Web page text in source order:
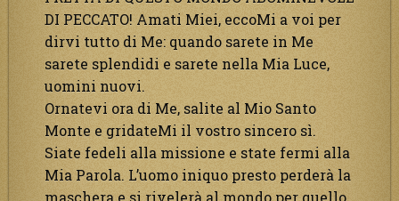
DI PECCATO! Amati Miei, eccoMi a voi per
dirvi tutto di Me: quando sarete in Me
sarete splendidi e sarete nella Mia Luce,
uomini nuovi.
Ornatevi ora di Me, salite al Mio Santo
Monte e gridateMi il vostro sincero sì.
Siate fedeli alla missione e state fermi alla
Mia Parola. L’uomo iniquo presto perderà la
maschera e si rivelerà al mondo per quello